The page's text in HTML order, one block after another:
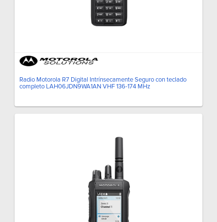
Radio Motorola R7 Digital Intrínsecamente Seguro con teclado
completo LAH06JDN9WA1AN VHF 136-174 MHz